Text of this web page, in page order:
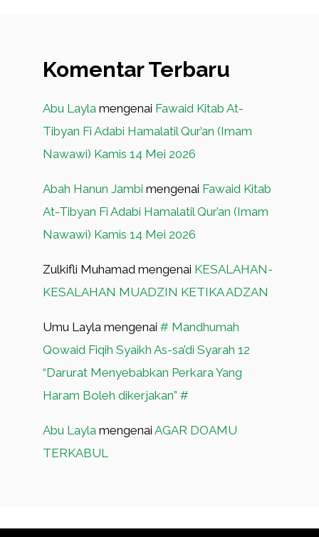
Komentar Terbaru
Abu Layla mengenai Fawaid Kitab At-
Tibyan Fi Adabi Hamalatil Qur’an (Imam
Nawawi) Kamis 14 Mei 2026
Abah Hanun Jambi mengenai Fawaid Kitab
At-Tibyan Fi Adabi Hamalatil Qur’an (Imam
Nawawi) Kamis 14 Mei 2026
Zulkifli Muhamad mengenai KESALAHAN-
KESALAHAN MUADZIN KETIKA ADZAN
Umu Layla mengenai # Mandhumah
Qowaid Fiqih Syaikh As-sa’di Syarah 12
“Darurat Menyebabkan Perkara Yang
Haram Boleh dikerjakan” #
Abu Layla mengenai AGAR DOAMU
TERKABUL